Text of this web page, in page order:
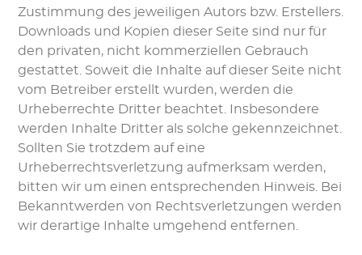
Zustimmung des jeweiligen Autors bzw. Erstellers.
Downloads und Kopien dieser Seite sind nur für
den privaten, nicht kommerziellen Gebrauch
gestattet. Soweit die Inhalte auf dieser Seite nicht
vom Betreiber erstellt wurden, werden die
Urheberrechte Dritter beachtet. Insbesondere
werden Inhalte Dritter als solche gekennzeichnet.
Sollten Sie trotzdem auf eine
Urheberrechtsverletzung aufmerksam werden,
bitten wir um einen entsprechenden Hinweis. Bei
Bekanntwerden von Rechtsverletzungen werden
wir derartige Inhalte umgehend entfernen.